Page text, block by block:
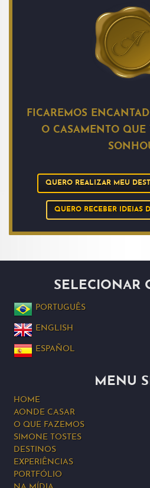
FICAREMOS
O CASAMENTO QUE
QUERO REALIZAR MEU
QUERO RECEBER IDEIAS
SELECIONAR
PORTUGUÊS
ENGLISH
ESPAÑOL
MENU
HOME
AONDE CASAR
O QUE FAZEMOS
SIMONE TOSTES
DESTINOS
EXPERIÊNCIAS
PORTFÓLIO